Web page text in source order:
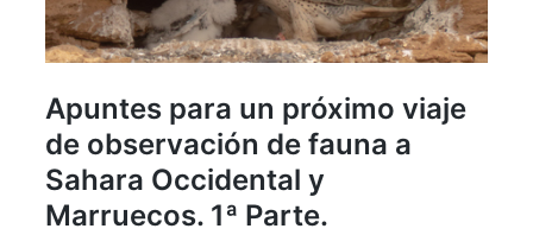
Apuntes para un próximo viaje
de observación de fauna a
Sahara Occidental y
Marruecos. 1ª Parte.